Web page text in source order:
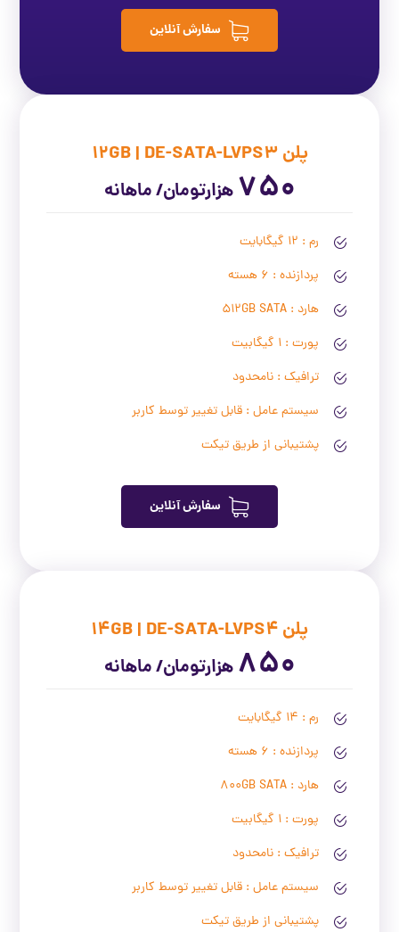
سفارش آنلاین
پلن 12GB | DE-SATA-LVPS3
750 هزارتومان/ ماهانه
رم : 12 گیگابایت
پردازنده : 6 هسته
هارد : 512GB SATA
پورت : 1 گیگابیت
ترافیک : نامحدود
سیستم عامل : قابل تغییر توسط کاربر
پشتیبانی از طریق تیکت
سفارش آنلاین
پلن 14GB | DE-SATA-LVPS4
850 هزارتومان/ ماهانه
رم : 14 گیگابایت
پردازنده : 6 هسته
هارد : 800GB SATA
پورت : 1 گیگابیت
ترافیک : نامحدود
سیستم عامل : قابل تغییر توسط کاربر
پشتیبانی از طریق تیکت